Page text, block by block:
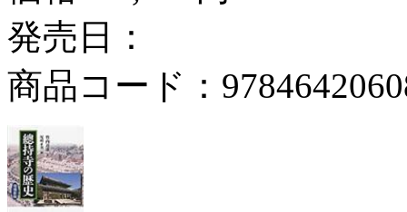
発売日：
商品コード：